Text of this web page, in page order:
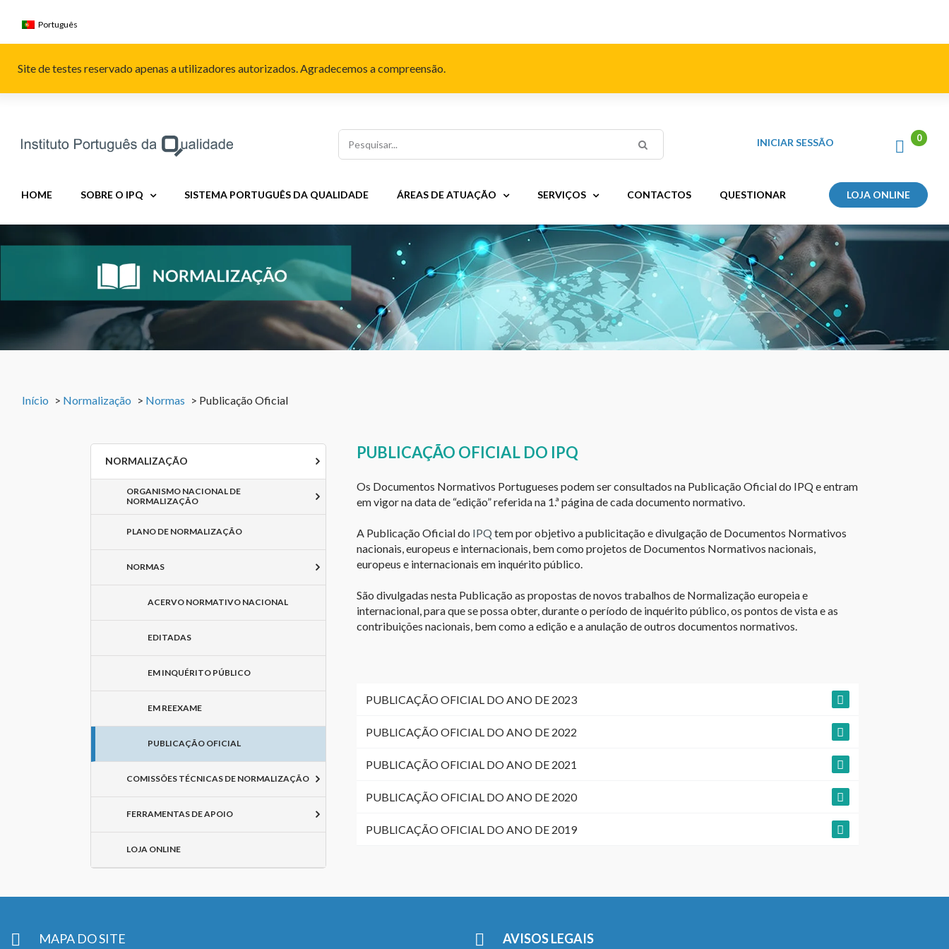
Português
Site de testes reservado apenas a utilizadores autorizados. Agradecemos a compreensão.
Pesquisar INICIAR SESSÃO
HOME SOBRE O IPQ SISTEMA PORTUGUÊS DA QUALIDADE ÁREAS DE ATUAÇÃO SERVIÇOS CONTACTOS QUESTIONAR LOJA ONLINE
Início > Normalização > Normas > Publicação Oficial
NORMALIZAÇÃO
ORGANISMO NACIONAL DE
NORMALIZAÇÃO
PLANO DE NORMALIZAÇÃO
NORMAS
ACERVO NORMATIVO NACIONAL
EDITADAS
EM INQUÉRITO PÚBLICO
EM REEXAME
PUBLICAÇÃO OFICIAL
COMISSÕES TÉCNICAS DE NORMALIZAÇÃO
FERRAMENTAS DE APOIO
LOJA ONLINE
PUBLICAÇÃO OFICIAL DO IPQ
Os Documentos Normativos Portugueses podem ser consultados na Publicação Oficial do IPQ e entram
em vigor na data de “edição” referida na 1.ª página de cada documento normativo.
A Publicação Oficial do IPQ tem por objetivo a publicitação e divulgação de Documentos Normativos
nacionais, europeus e internacionais, bem como projetos de Documentos Normativos nacionais,
europeus e internacionais em inquérito público.
São divulgadas nesta Publicação as propostas de novos trabalhos de Normalização europeia e
internacional, para que se possa obter, durante o período de inquérito público, os pontos de vista e as
contribuições nacionais, bem como a edição e a anulação de outros documentos normativos.
PUBLICAÇÃO OFICIAL DO ANO DE 2023
PUBLICAÇÃO OFICIAL DO ANO DE 2022
PUBLICAÇÃO OFICIAL DO ANO DE 2021
PUBLICAÇÃO OFICIAL DO ANO DE 2020
PUBLICAÇÃO OFICIAL DO ANO DE 2019
MAPA DO SITE AVISOS LEGAIS